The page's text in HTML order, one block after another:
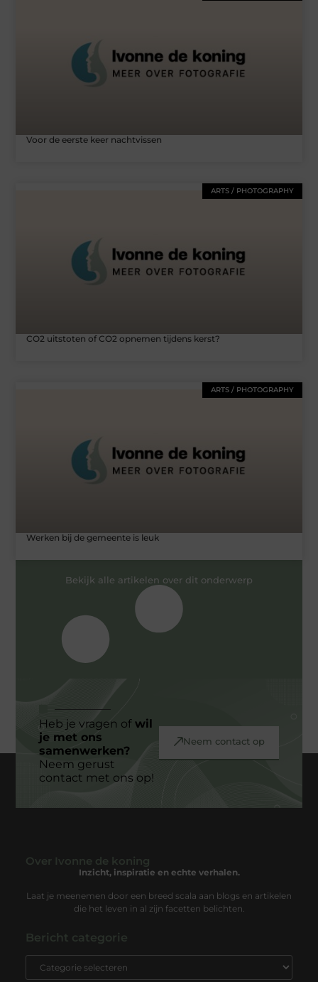
Voor de eerste keer nachtvissen
ARTS / PHOTOGRAPHY
CO2 uitstoten of CO2 opnemen tijdens kerst?
ARTS / PHOTOGRAPHY
Werken bij de gemeente is leuk
Bekijk alle artikelen over dit onderwerp
- Geen berichten meer om te tonen -
Heb je vragen ofwil
je met ons
samenwerken?
Neem gerust
contact met ons op!
Neem contact op
Over Ivonne de koning
Inzicht, inspiratie en echte verhalen.
Laat je meenemen door een breed scala aan blogs en artikelen
die het leven in al zijn facetten belichten.
Bericht categorie